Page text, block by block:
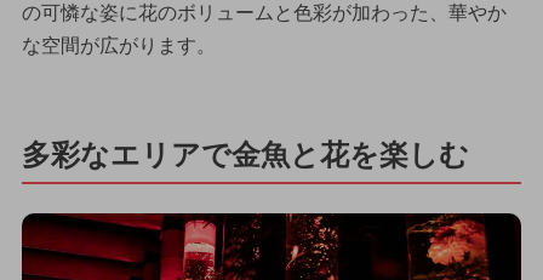
の可憐な姿に花のボリュームと色彩が加わった、華やか
な空間が広がります。
多彩なエリアで金魚と花を楽しむ